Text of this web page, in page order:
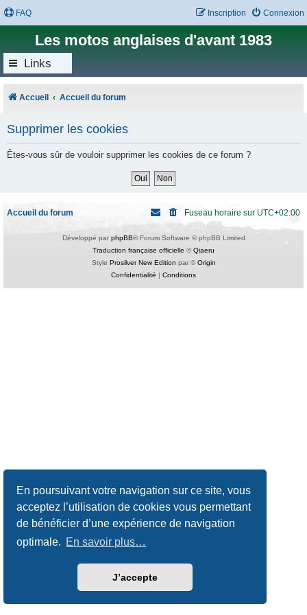
En poursuivant votre navigation sur ce site, vous
acceptez l’utilisation de cookies vous permettant
de bénéficier d’une expérience de navigation
optimale. En savoir plus…
J’accepte
FAQ Connexion
Inscription
Les motos anglaises d'avant 1983
Links
Accueil Accueil du forum
Supprimer les cookies
Êtes-vous sûr de vouloir supprimer les cookies de ce forum ?
Accueil du forum Fuseau horaire sur UTC+02:00
Développé par phpBB® Forum Software © phpBB Limited
Traduction française officielle ©Qiaeru
Style Prosilver New Edition par ©Origin
Confidentialité | Conditions